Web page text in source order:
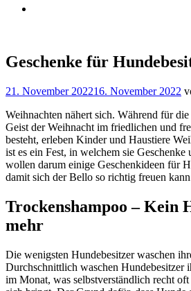
Geschenke für
21. November 202216. November 2022
Weihnachten nähert sich. Während für
Geist der Weihnacht im friedlichen und
besteht, erleben Kinder und Haustiere
ist es ein Fest, in welchem sie
wollen darum einige Geschenkideen für
damit sich der Bello so richtig freuen
Trockenshampoo – Kein
mehr
Die wenigsten Hundebesitzer waschen
Durchschnittlich waschen Hundebesitzer
im Monat, was selbstverständlich recht